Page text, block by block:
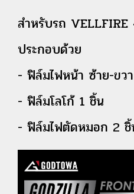
สำหรับรถ
ประกอบด้วย
- ฟิล์มไฟหน้า ซ้าย-ขว
- ฟิล์มโลโก้ 1 ชิ้น
- ฟิล์มไฟตัดหมอก 2